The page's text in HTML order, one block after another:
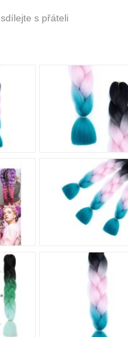
sdílejte s přáteli